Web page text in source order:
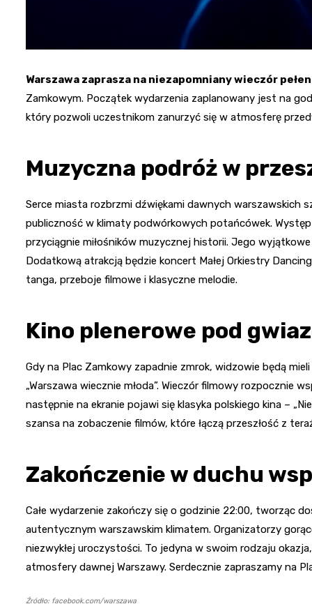
Warszawa zaprasza na niezapomniany wieczór
Zamkowym. Początek wydarzenia zaplanowany jest na
który pozwoli uczestnikom zanurzyć się w atmosferę
Muzyczna podróż w
Serce miasta rozbrzmi dźwiękami dawnych warszawskich
publiczność w klimaty podwórkowych potańcówek. Występ
przyciągnie miłośników muzycznej historii. Jego
Dodatkową atrakcją będzie koncert Małej Orkiestry
tanga, przeboje filmowe i klasyczne melodie.
Kino plenerowe pod
Gdy na Plac Zamkowy zapadnie zmrok, widzowie będą
„Warszawa wiecznie młoda”. Wieczór filmowy rozpocznie
następnie na ekranie pojawi się klasyka polskiego kina –
szansa na zobaczenie filmów, które łączą przeszłość z
Zakończenie w duchu
Całe wydarzenie zakończy się o godzinie 22:00, tworząc
autentycznym warszawskim klimatem. Organizatorzy
niezwykłej uroczystości. To jedyna w swoim rodzaju
atmosfery dawnej Warszawy. Serdecznie zapraszamy na
Źródło: facebook.com/warszawa